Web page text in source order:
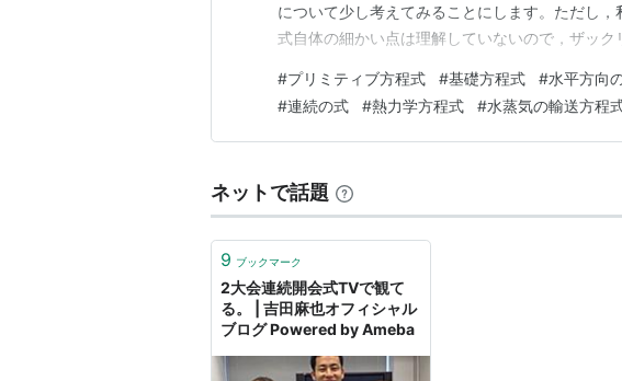
について少し考えてみることにします。ただし，
式自体の細かい点は理解していないので，ザック
（水蒸気の連続の式） 気体の状態方程式 【まと
運動方程式とは プリミティブ方程式について見…
#プリミティブ方程式 #基礎方程式 #水平方向
#連続の式 #熱力学方程式 #水蒸気の輸送方程
ネットで話題
9 ブックマーク
2大会連続開会式TVで観て
る。 | 吉田麻也オフィシャル
ブログ Powered by Ameba